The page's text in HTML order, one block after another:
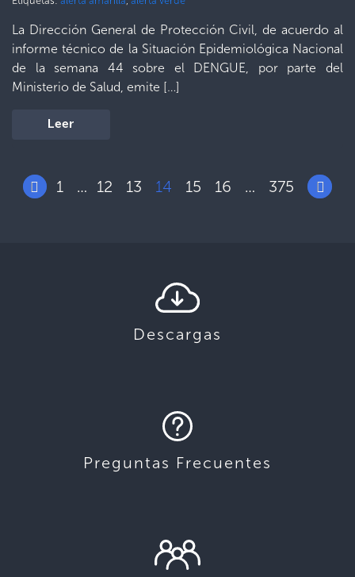
La Dirección General de Protección Civil, de acuerdo al
informe técnico de la Situación Epidemiológica Nacional
de la semana 44 sobre el DENGUE, por parte del
Ministerio de Salud, emite […]
Leer
1 … 12 13 14 15 16 … 375
Descargas
Preguntas Frecuentes